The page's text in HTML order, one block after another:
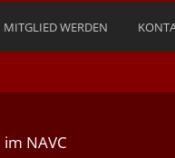
MITGLIED WERDEN